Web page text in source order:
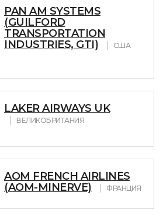
PAN AM SYSTEMS
(GUILFORD
TRANSPORTATION
INDUSTRIES, GTI)
США
LAKER AIRWAYS UK
ВЕЛИКОБРИТАНИЯ
AOM FRENCH AIRLINES
(AOM-MINERVE)
ФРАНЦИЯ